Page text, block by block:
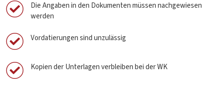
Die Angaben in den Dokumenten müssen nachgewiesen
werden
Vordatierungen sind unzulässig
Kopien der Unterlagen verbleiben bei der WK